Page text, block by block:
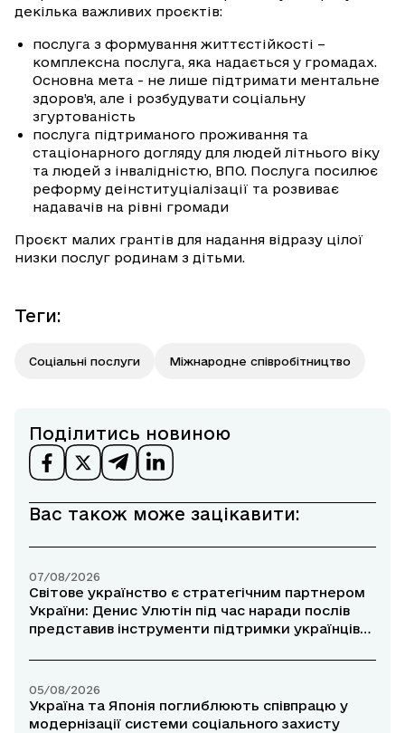
декілька важливих проєктів:
послуга з формування життєстійкості –
комплексна послуга, яка надається у громадах.
Основна мета - не лише підтримати ментальне
здоров’я, але і розбудувати соціальну
згуртованість
послуга підтриманого проживання та
стаціонарного догляду для людей літнього віку
та людей з інвалідністю, ВПО. Послуга посилює
реформу деінституціалізації та розвиває
надавачів на рівні громади
Проєкт малих грантів для надання відразу цілої
низки послуг родинам з дітьми.
Теги:
Соціальні послуги Міжнародне співробітництво
Поділитись новиною
Вас також може зацікавити:
07/08/2026
Світове українство є стратегічним партнером
України: Денис Улютін під час наради послів
представив інструменти підтримки українців
05/08/2026
Україна та Японія поглиблюють співпрацю у
модернізації системи соціального захисту